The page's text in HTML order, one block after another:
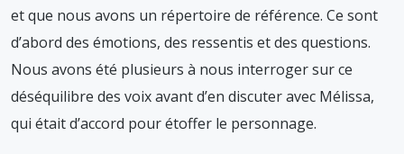
et que nous avons un répertoire de référence. Ce sont
d’abord des émotions, des ressentis et des questions.
Nous avons été plusieurs à nous interroger sur ce
déséquilibre des voix avant d’en discuter avec Mélissa,
qui était d’accord pour étoffer le personnage.